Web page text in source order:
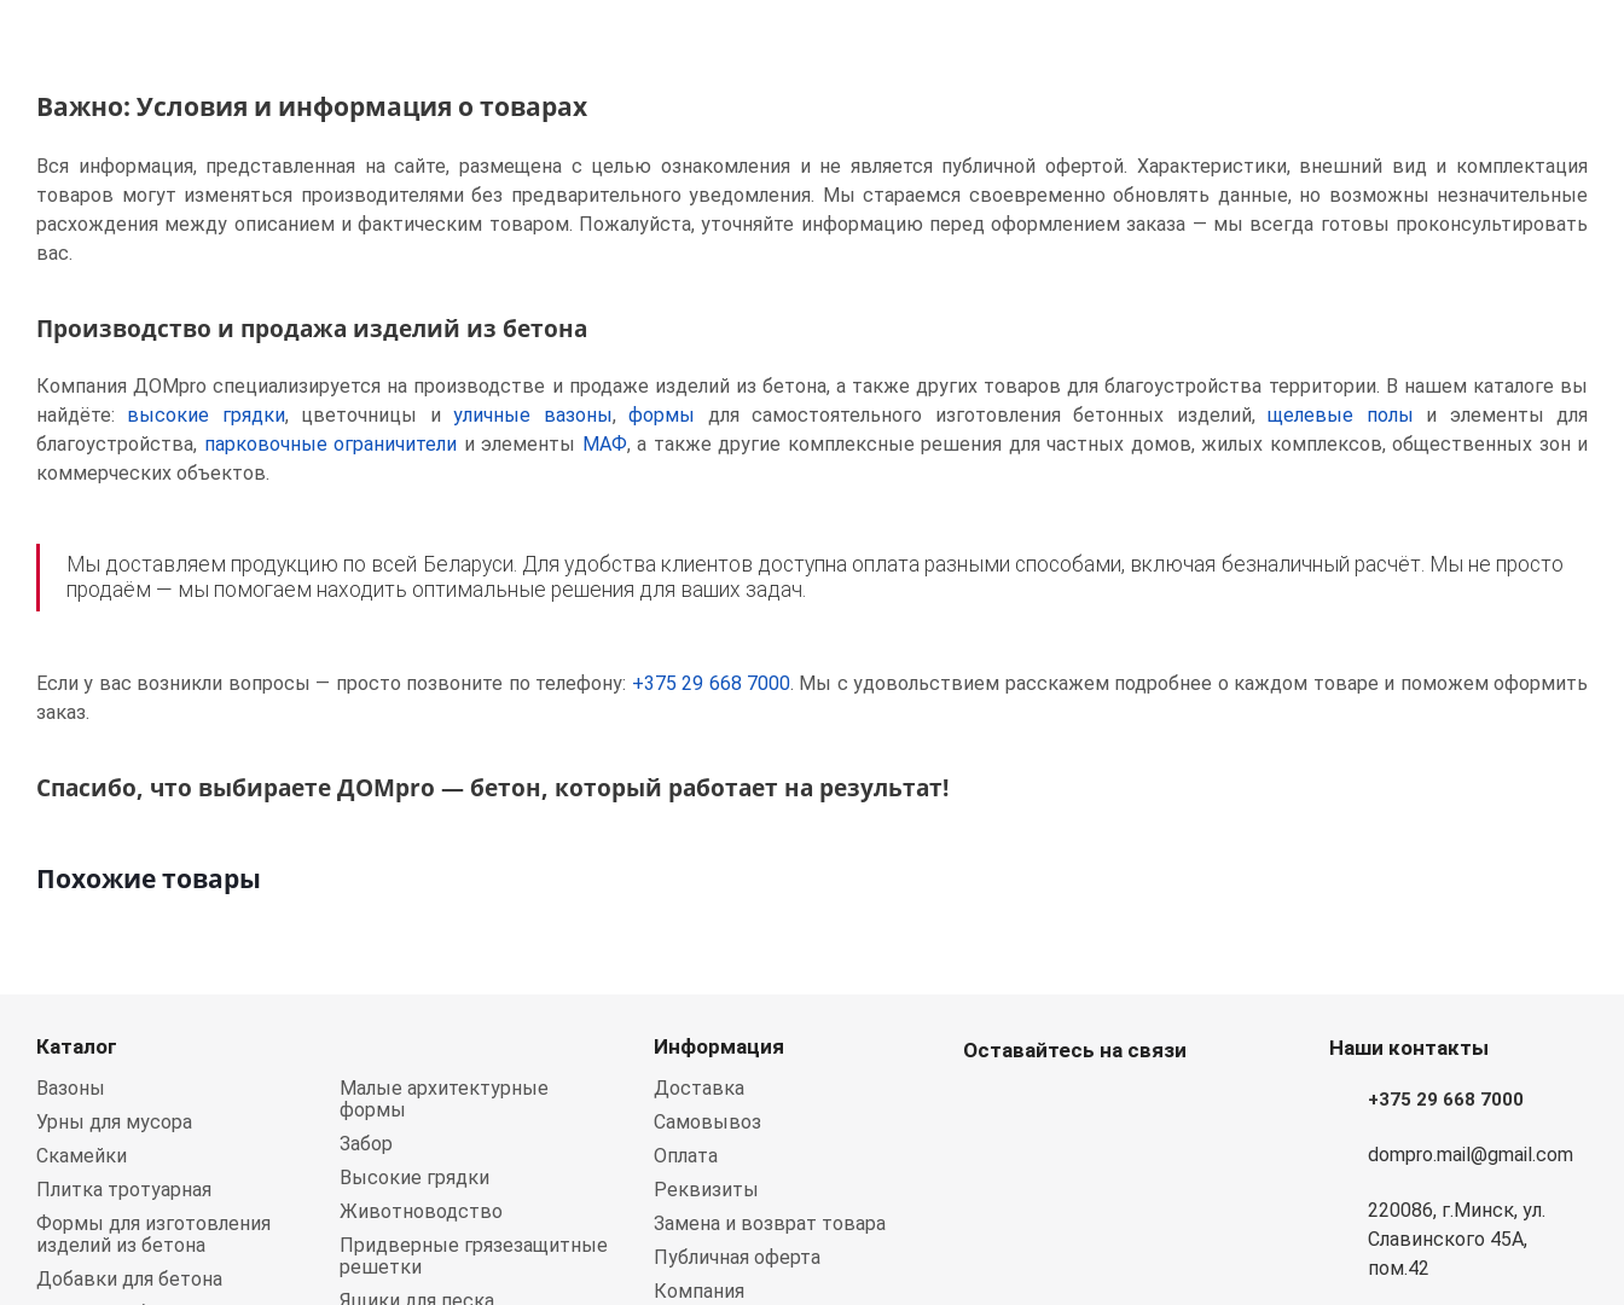
Важно: Условия и информация о товарах
Вся информация, представленная на сайте, размещена с целью ознакомления и не является публичной офертой. Характеристики, внешний вид и комплектация
товаров могут изменяться производителями без предварительного уведомления. Мы стараемся своевременно обновлять данные, но возможны незначительные
расхождения между описанием и фактическим товаром. Пожалуйста, уточняйте информацию перед оформлением заказа — мы всегда готовы проконсультировать
вас.
Производство и продажа изделий из бетона
Компания ДОМpro специализируется на производстве и продаже изделий из бетона, а также других товаров для благоустройства территории. В нашем каталоге вы
найдёте: высокие грядки, цветочницы иуличные вазоны,формы для самостоятельного изготовления бетонных изделий,щелевые полы и элементы для
благоустройства, парковочные ограничители и элементы МАФ, а также другие комплексные решения для частных домов, жилых комплексов, общественных зон и
коммерческих объектов.
Мы доставляем продукцию по всей Беларуси. Для удобства клиентов доступна оплата разными способами, включая безналичный расчёт. Мы не просто
продаём — мы помогаем находить оптимальные решения для ваших задач.
Если у вас возникли вопросы — просто позвоните по телефону: +375 29 668 7000. Мы с удовольствием расскажем подробнее о каждом товаре и поможем оформить
заказ.
Спасибо, что выбираете ДОМpro — бетон, который работает на результат!
Похожие товары
Каталог
Вазоны
Урны для мусора
Скамейки
Плитка тротуарная
Формы для изготовления
изделий из бетона
Добавки для бетона
Малые архитектурные
формы
Забор
Высокие грядки
Животноводство
Придверные грязезащитные
решетки
Информация
Доставка
Самовывоз
Оплата
Реквизиты
Замена и возврат товара
Публичная оферта
Компания
Оставайтесь на связи Наши контакты
+375 29 668 7000
dompro.mail@gmail.com
220086, г.Минск, ул.
Славинского 45А,
пом.42